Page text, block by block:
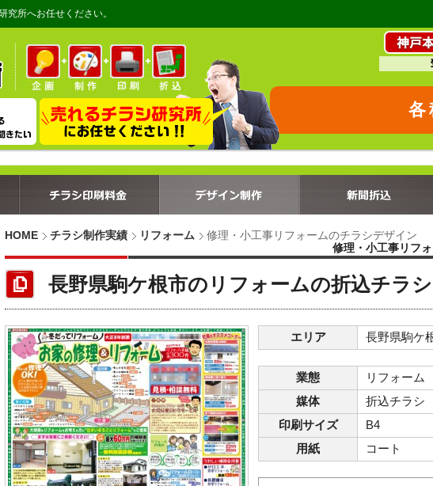
究所へお任せください。
各
HOME チラシ制作実績 リフォーム
修理・小工事リフォームのチラシデザイン
修理・小工事リフ
長野県駒ケ根市のリフォームの折込チラシ
エリア 長野県駒ケ
業態
リフォーム
媒体
折込チラシ
印刷サイズ
B4
用紙
コート